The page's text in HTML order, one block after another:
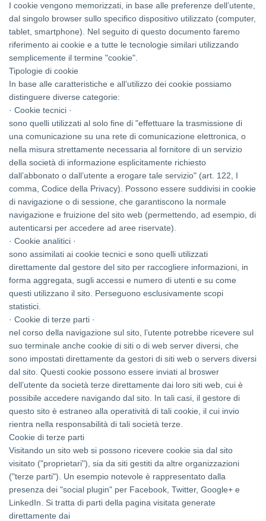
I cookie vengono memorizzati, in base alle preferenze dell’utente,
dal singolo browser sullo specifico dispositivo utilizzato (computer,
tablet, smartphone). Nel seguito di questo documento faremo
riferimento ai cookie e a tutte le tecnologie similari utilizzando
semplicemente il termine "cookie".
Tipologie di cookie
In base alle caratteristiche e all’utilizzo dei cookie possiamo
distinguere diverse categorie:
· Cookie tecnici ·
sono quelli utilizzati al solo fine di "effettuare la trasmissione di
una comunicazione su una rete di comunicazione elettronica, o
nella misura strettamente necessaria al fornitore di un servizio
della società di informazione esplicitamente richiesto
dall’abbonato o dall’utente a erogare tale servizio" (art. 122, I
comma, Codice della Privacy). Possono essere suddivisi in cookie
di navigazione o di sessione, che garantiscono la normale
navigazione e fruizione del sito web (permettendo, ad esempio, di
autenticarsi per accedere ad aree riservate).
· Cookie analitici ·
sono assimilati ai cookie tecnici e sono quelli utilizzati
direttamente dal gestore del sito per raccogliere informazioni, in
forma aggregata, sugli accessi e numero di utenti e su come
questi utilizzano il sito. Perseguono esclusivamente scopi
statistici.
· Cookie di terze parti ·
nel corso della navigazione sul sito, l’utente potrebbe ricevere sul
suo terminale anche cookie di siti o di web server diversi, che
sono impostati direttamente da gestori di siti web o servers diversi
dal sito. Questi cookie possono essere inviati al broswer
dell’utente da società terze direttamente dai loro siti web, cui è
possibile accedere navigando dal sito. In tali casi, il gestore di
questo sito è estraneo alla operatività di tali cookie, il cui invio
rientra nella responsabilità di tali società terze.
Cookie di terze parti
Visitando un sito web si possono ricevere cookie sia dal sito
visitato ("proprietari"), sia da siti gestiti da altre organizzazioni
("terze parti"). Un esempio notevole è rappresentato dalla
presenza dei "social plugin" per Facebook, Twitter, Google+ e
LinkedIn. Si tratta di parti della pagina visitata generate
direttamente dai